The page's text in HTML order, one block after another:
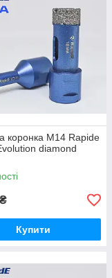
коронка М14 Rapide
diamond
₴
Купити